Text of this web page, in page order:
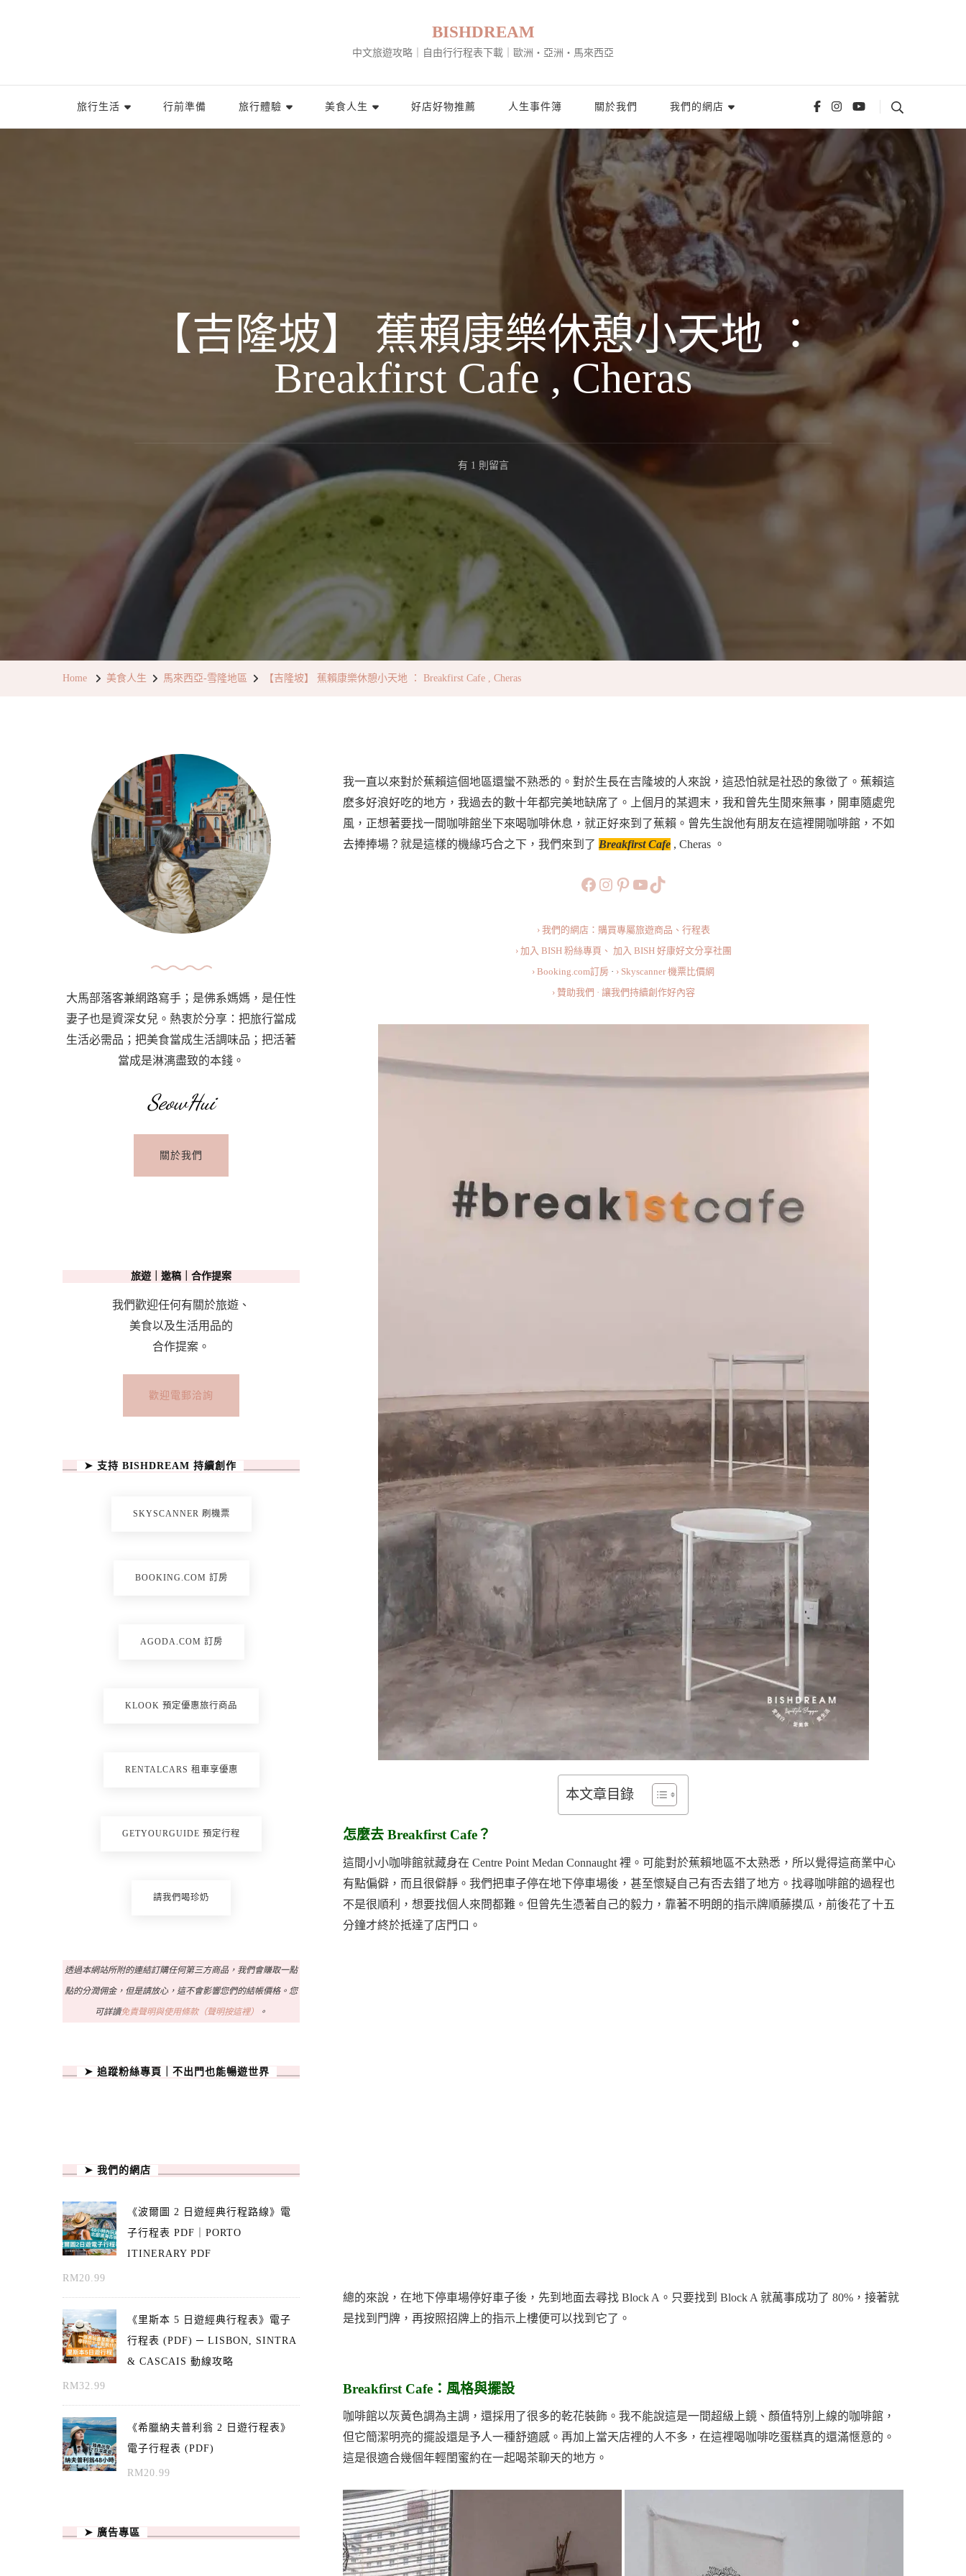
BISHDREAM
中文旅遊攻略｜自由行行程表下載｜歐洲・亞洲・馬來西亞
旅行生活 行前準備 旅行體驗 美食人生 好店好物推薦 人生事件簿 關於我們 我們的網店
【吉隆坡】 蕉賴康樂休憩小天地 ：
Breakfirst Cafe , Cheras
在
〈【吉
樂
小
Cafe
,
Cheras〉
中
有 1 則留言
Home 美食人生 馬來西亞-雪隆地區 【吉隆坡】 蕉賴康樂休憩小天地 ： Breakfirst Cafe , Cheras
我一直以來對於蕉賴這個地區還蠻不熟悉的。對於生長在吉隆坡的人來說，這恐怕就是社恐的象徵了。蕉賴這
麽多好浪好吃的地方，我過去的數十年都完美地缺席了。上個月的某週末，我和曾先生閒來無事，開車隨處兜
風，正想著要找一間咖啡館坐下來喝咖啡休息，就正好來到了蕉賴。曾先生說他有朋友在這裡開咖啡館，不如
去捧捧場？就是這樣的機緣巧合之下，我們來到了 Breakfirst Cafe , Cheras 。
https://www.facebook.com/bishdream
https://www.instagram.com/bishdream/
https://www.pinterest.com/BISHDREAM/
旅行美食小短片TikTok
› 我們的網店：購買專屬旅遊商品、行程表
› 加入 BISH 粉絲專頁、 加入 BISH 好康好文分享社團
› Booking.com訂房 · › Skyscanner 機票比價網
› 贊助我們 · 讓我們持續創作好內容
本文章目錄
怎麼去 Breakfirst Cafe？
這間小小咖啡館就藏身在 Centre Point Medan Connaught 裡。可能對於蕉賴地區不太熟悉，所以覺得這商業中心
有點偏僻，而且很僻靜。我們把車子停在地下停車場後，甚至懷疑自己有否去錯了地方。找尋咖啡館的過程也
不是很順利，想要找個人來問都難。但曾先生憑著自己的毅力，靠著不明朗的指示牌順藤摸瓜，前後花了十五
分鐘才終於抵達了店門口。
總的來說，在地下停車場停好車子後，先到地面去尋找 Block A。只要找到 Block A 就萬事成功了 80%，接著就
是找到門牌，再按照招牌上的指示上樓便可以找到它了。
Breakfirst Cafe： 風格與擺設
咖啡館以灰黃色調為主調，還採用了很多的乾花裝飾。我不能說這是一間超級上鏡、顏值特別上線的咖啡館，
但它簡潔明亮的擺設還是予人一種舒適感。再加上當天店裡的人不多，在這裡喝咖啡吃蛋糕真的還滿愜意的。
這是很適合幾個年輕閨蜜約在一起喝茶聊天的地方。
大馬部落客兼網路寫手；是佛系媽媽，是任性
妻子也是資深女兒。熱衷於分享：把旅行當成
生活必需品；把美食當成生活調味品；把活著
當成是淋漓盡致的本錢。
SeowHui
關於我們
旅遊｜邀稿｜合作提案
我們歡迎任何有關於旅遊、
美食以及生活用品的
合作提案。
歡迎電郵洽詢
➤ 支持 BISHDREAM 持續創作
SKYSCANNER 刷機票
BOOKING.COM 訂房
AGODA.COM 訂房
KLOOK 預定優惠旅行商品
RENTALCARS 租車享優惠
GETYOURGUIDE 預定行程
請我們喝珍奶
透過本網站所附的連結訂購任何第三方商品，我們會賺取一點
點的分潤佣金，但是請放心，這不會影響您們的結帳價格。您
可詳讀免責聲明與使用條款（聲明按這裡） 。
➤ 追蹤粉絲專頁｜不出門也能暢遊世界
➤ 我們的網店
《波爾圖 2 日遊經典行程路線》電
子行程表 PDF｜PORTO
ITINERARY PDF
RM20.99
《里斯本 5 日遊經典行程表》電子
行程表 (PDF) ─ LISBON, SINTRA
& CASCAIS 動線攻略
RM32.99
《希臘納夫普利翁 2 日遊行程表》
電子行程表 (PDF)
RM20.99
➤ 廣告專區